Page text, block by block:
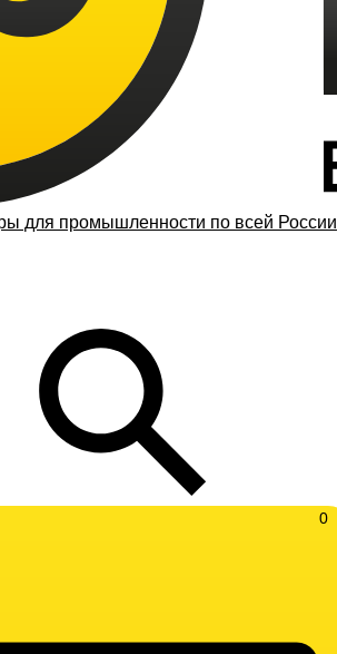
для промышленности по всей России
0